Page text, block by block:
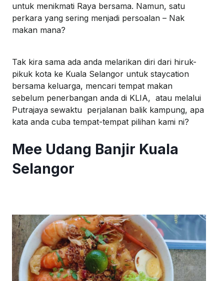
untuk menikmati Raya bersama. Namun, satu
perkara yang sering menjadi persoalan – Nak
makan mana?
Tak kira sama ada anda melarikan diri dari hiruk-
pikuk kota ke Kuala Selangor untuk staycation
bersama keluarga, mencari tempat makan
sebelum penerbangan anda di KLIA, atau melalui
Putrajaya sewaktu perjalanan balik kampung, apa
kata anda cuba tempat-tempat pilihan kami ni?
Mee Udang Banjir Kuala
Selangor